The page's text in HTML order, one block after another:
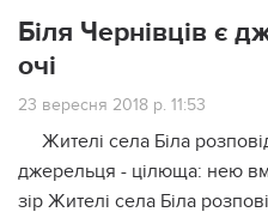
Біля Чернівців є
очі
23 вересня 2018 р. 11:53
Жителі села Біла
джерельця - цілюща: нею
зір Жителі села Біла